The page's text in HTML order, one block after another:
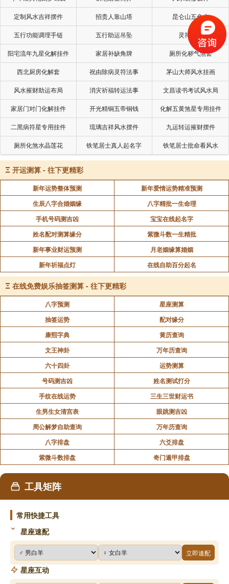
定制风水吉祥摆件 招贵人靠山塔 昆仑山五色土
五行功能调理手链 五行助运吊坠 灵符符咒
阳宅流年九星化解挂件 家居补缺角牌 厕所化秽气煞套
西北厨房化解套 祝由除病灵符法事 茅山大师风水挂画
风水摧财助运布局 消灾祈福转运法事 文昌读书考试风水局
家居门对门化解挂件 开光精铜五帝铜钱 化解五黄煞星专用挂件
二黑病符星专用挂件 琉璃吉祥风水摆件 九运转运摧财摆件
厕所化煞水晶莲花 铁笔居士真人起名字 铁笔居士批命看风水
Ξ 开运测算 - 往下更精彩
新年运势整体预测
新年爱情运势精准预测
生辰八字合婚姻缘
八字精批一生命理
手机号码测吉凶
宝宝在线起名字
姓名配对测算缘分
紫微斗数一生精批
新年事业财运预测
月老姻缘算婚姻
新年祈福点灯
在线自助百分起名
Ξ 在线免费娱乐抽签测算 - 往下更精彩
八字预测
星座测算
抽签运势
配对缘分
康熙字典
黄历查询
文王神卦
万年历查询
六十四卦
运势测算
号码测吉凶
姓名测试打分
手纹在线运势
三生三世财运书
生男生女清宫表
眼跳测吉凶
周公解梦自助查询
万年历查询
八字排盘
六爻排盘
紫微斗数排盘
奇门遁甲排盘
工具矩阵
常用快捷工具
星座速配
立即速配
星座互动